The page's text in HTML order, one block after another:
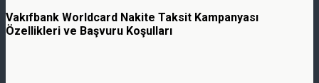
Vakıfbank Worldcard Nakite Taksit Kampanyası
Özellikleri ve Başvuru Koşulları